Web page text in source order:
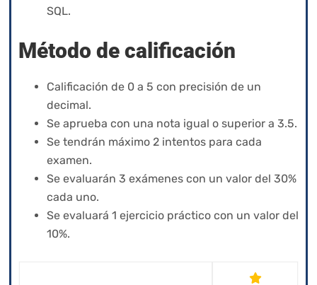
SQL.
Método de calificación
Calificación de 0 a 5 con precisión de un
decimal.
Se aprueba con una nota igual o superior a 3.5.
Se tendrán máximo 2 intentos para cada
examen.
Se evaluarán 3 exámenes con un valor del 30%
cada uno.
Se evaluará 1 ejercicio práctico con un valor del
10%.